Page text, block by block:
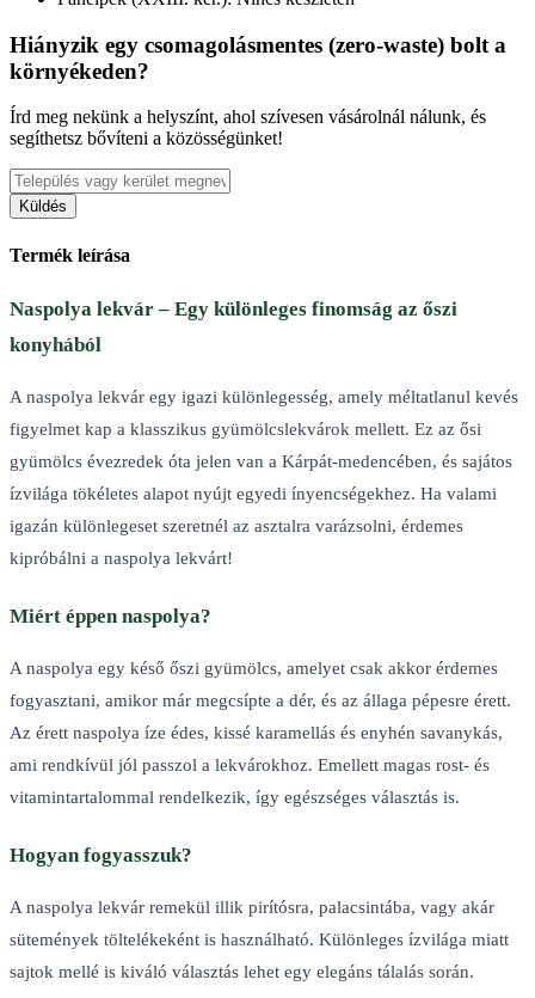
Hiányzik egy csomagolásmentes (zero-waste) bolt a
környékeden?
Írd meg nekünk a helyszínt, ahol szívesen vásárolnál nálunk, és
segíthetsz bővíteni a közösségünket!
Küldés
Termék leírása
Naspolya lekvár – Egy különleges finomság az őszi
konyhából
A naspolya lekvár egy igazi különlegesség, amely méltatlanul kevés
figyelmet kap a klasszikus gyümölcslekvárok mellett. Ez az ősi
gyümölcs évezredek óta jelen van a Kárpát-medencében, és sajátos
ízvilága tökéletes alapot nyújt egyedi ínyencségekhez. Ha valami
igazán különlegeset szeretnél az asztalra varázsolni, érdemes
kipróbálni a naspolya lekvárt!
Miért éppen naspolya?
A naspolya egy késő őszi gyümölcs, amelyet csak akkor érdemes
fogyasztani, amikor már megcsípte a dér, és az állaga pépesre érett.
Az érett naspolya íze édes, kissé karamellás és enyhén savanykás,
ami rendkívül jól passzol a lekvárokhoz. Emellett magas rost- és
vitamintartalommal rendelkezik, így egészséges választás is.
Hogyan fogyasszuk?
A naspolya lekvár remekül illik pirítósra, palacsintába, vagy akár
sütemények töltelékeként is használható. Különleges ízvilága miatt
sajtok mellé is kiváló választás lehet egy elegáns tálalás során.